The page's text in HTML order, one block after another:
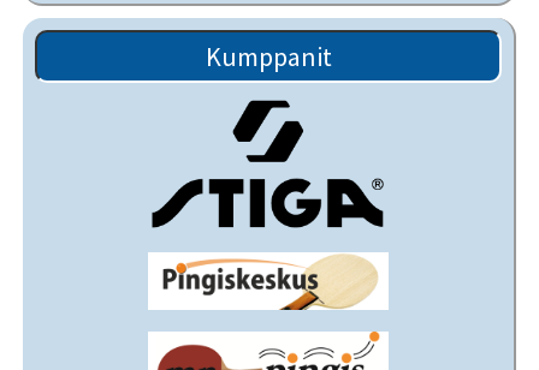
Kumppanit